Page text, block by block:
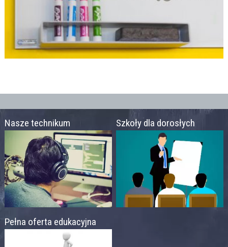
Nasze technikum Szkoły dla dorosłych
Pełna oferta edukacyjna